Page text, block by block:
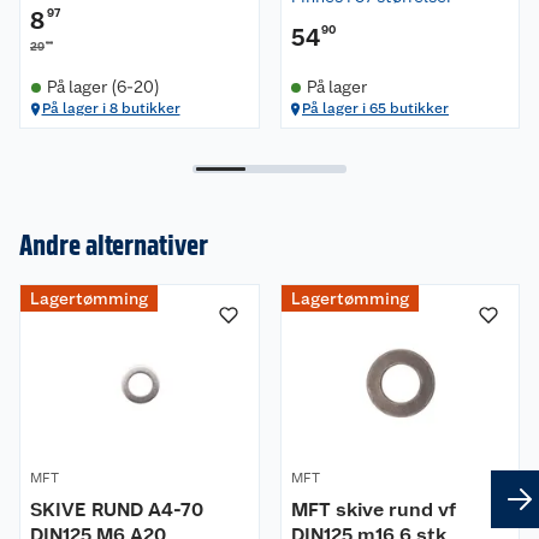
897
2990
På lager (6-20)
På lager i 8 butikker
5490
På lager
På lager i 65 butikker
Andre alternativer
Lagertømming
MFT
SKIVE RUND A4-70
Lagertømming
MFT
MFT skive rund vf
Kundeservice
Retur- og angrerett
Reklamasjon
Om oss
Nyheter
Våre merkevarer
Kjøpsvilkår
Hageinspirasjon